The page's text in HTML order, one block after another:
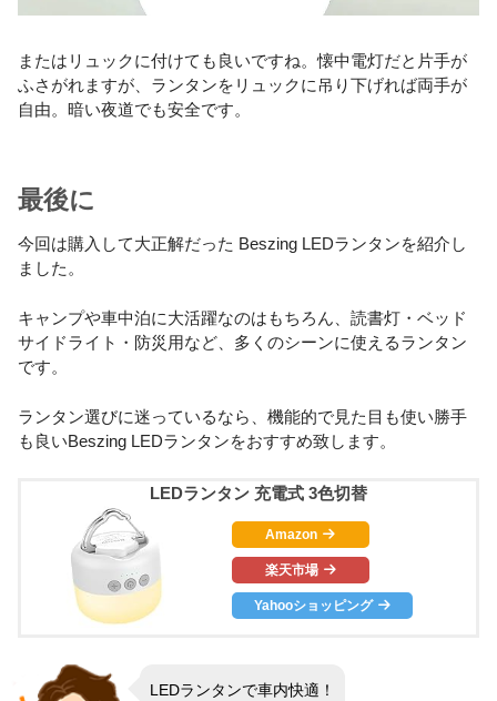
またはリュックに付けても良いですね。懐中電灯だと片手が
ふさがれますが、ランタンをリュックに吊り下げれば両手が
自由。暗い夜道でも安全です。
最後に
今回は購入して大正解だった Beszing LEDランタンを紹介し
ました。
キャンプや車中泊に大活躍なのはもちろん、読書灯・ベッド
サイドライト・防災用など、多くのシーンに使えるランタン
です。
ランタン選びに迷っているなら、機能的で見た目も使い勝手
も良いBeszing LEDランタンをおすすめ致します。
LEDランタン 充電式 3色切替
Amazon
楽天市場
Yahooショッピング
LEDランタンで車内快適！